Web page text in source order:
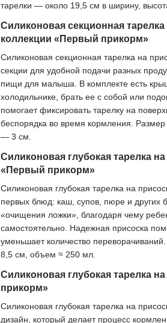
тарелки — около 19,5 см в ширину,
Силиконовая секционная
коллекции «Первый прикорм»
Силиконовая секционная тарелка на
секции для удобной подачи разных
пищи для малыша. В комплекте есть
холодильнике, брать ее с собой или
помогает фиксировать тарелку на
беспорядка во время кормления.
— 3 см.
Силиконовая глубокая тарелка
«Первый прикорм»
Силиконовая глубокая тарелка на
первых блюд: каш, супов, пюре и других
«очищения ложки», благодаря чему
самостоятельно. Надежная присоска
уменьшает количество
8,5 см, объем ≈ 250 мл.
Силиконовая глубокая тарелка
прикорм»
Силиконовая глубокая тарелка на
дизайн, который делает процесс